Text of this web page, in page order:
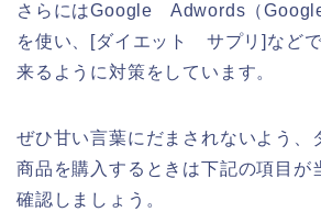
さらにはGoogle Adwords（
を使い、[ダイエット サプリ]など
来るように対策をしています。
ぜひ甘い言葉にだまされないよう、
商品を購入するときは下記の項目が
確認しましょう。